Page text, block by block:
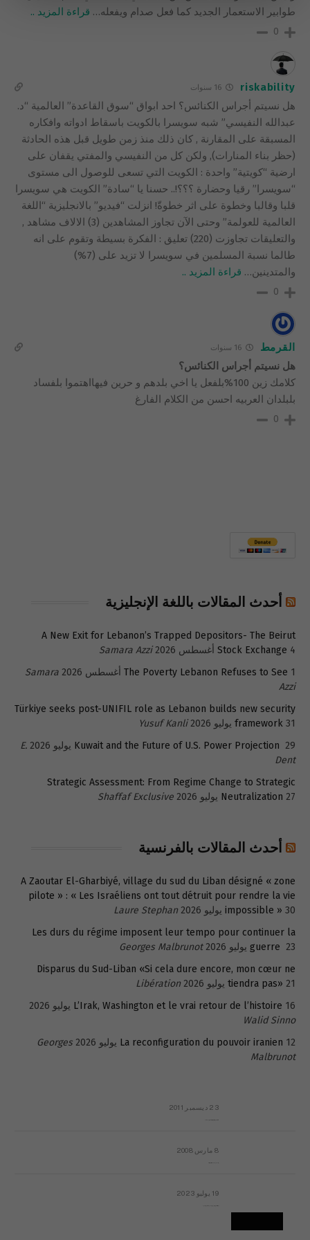
طوابير الاستعمار الجديد كما فعل صدام ويفعله… قراءة المزيد ..
0
riskability 16 سنوات
هل نسيتم أجراس الكنائس؟ احد ابواق “سوق القاعدة” العالمية “د.
عبدالله النفيسي” شبه سويسرا بالكويت باسقاط ادواته وافكاره
المسبقة على المقارنة , كان ذلك منذ زمن طويل قبل هذه الحادثة
(حظر بناء المنارات), ولكن كل من النفيسي والمفتي يقفان على
ارضية “كويتية” واحدة : الكويت التي تسعى للوصول الى مستوى
“سويسرا” رقيا وحضارة ؟؟؟!.. حسنا يا “سادة” الكويت هي سويسرا
قلبا وقالبا وخطوة على اثر خطوةّ! انزلت “فيديو” بالانجليزية “اللغة
العالمية للعولمة” وحتى الآن تجاوز المشاهدين (3) الالاف مشاهد ,
والتعليقات تجاوزت (220) تعليق : الفكرة بسيطة وتقوم على انه
طالما نسبة المسلمين في سويسرا لا تزيد على (7%)
والمتدينين… قراءة المزيد ..
0
القرمط 16 سنوات
هل نسيتم أجراس الكنائس؟
كلامك زين 100%بلفعل يا اخي بلدهم و حرين فيهااهتموا بلفساد
بلبلدان العربيه احسن من الكلام الفارغ
0
أحدث المقالات باللغة الإنجليزية
A New Exit for Lebanon’s Trapped Depositors- The Beirut
Stock Exchange 4 أغسطس 2026
Samara Azzi
The Poverty Lebanon Refuses to See 1 أغسطس 2026
Samara
Azzi
Türkiye seeks post-UNIFIL role as Lebanon builds new security
framework 31 يوليو 2026
Yusuf Kanli
Kuwait and the Future of U.S. Power Projection 29 يوليو 2026
E.
Dent
Strategic Assessment: From Regime Change to Strategic
Neutralization 27 يوليو 2026 Shaffaf Exclusive
أحدث المقالات بالفرنسية
A Zaoutar El-Gharbiyé, village du sud du Liban désigné « zone
pilote » : « Les Israéliens ont tout détruit pour rendre la vie
impossible » 30 يوليو 2026
Laure Stephan
Les durs du régime imposent leur tempo pour continuer la
guerre 23 يوليو 2026
Georges Malbrunot
Disparus du Sud-Liban «Si cela dure encore, mon cœur ne
tiendra pas» 21 يوليو 2026
Libération
L’Irak, Washington et le vrai retour de l’histoire 16 يوليو 2026
Walid Sinno
La reconfiguration du pouvoir iranien 12 يوليو 2026
Georges
Malbrunot
23 ديسمبر 2011
8 مارس 2008
19 يوليو 2023